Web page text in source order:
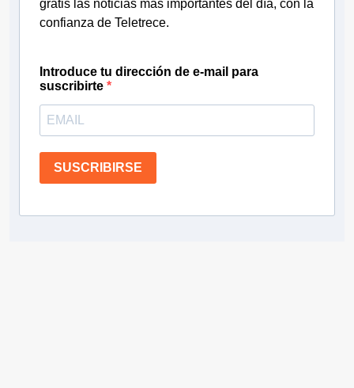
gratis las noticias más importantes del día, con la
confianza de Teletrece.
Introduce tu dirección de e-mail para
suscribirte
SUSCRIBIRSE